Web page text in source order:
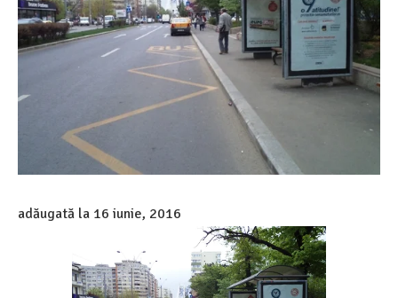
adăugată la 16 iunie, 2016